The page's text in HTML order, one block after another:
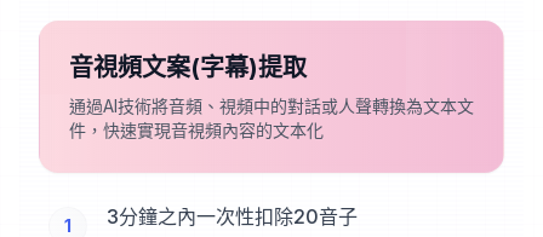
音視頻文案(字幕)提取
通過AI技術將音頻、視頻中的對話或人聲轉換為文本文
件，快速實現音視頻內容的文本化
1 3分鐘之內一次性扣除20音子